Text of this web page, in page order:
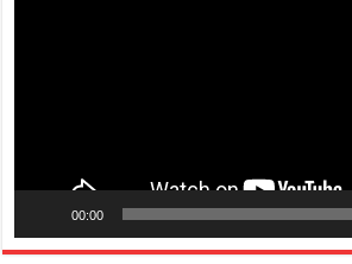
00:00